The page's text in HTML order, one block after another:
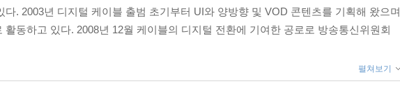
. 2003년 디지털 케이블 출범 초기부터 UI와 양방향 및 VOD 콘텐츠를 기획해 왔으며
동하고 있다. 2008년 12월 케이블의 디지털 전환에 기여한 공로로 방송통신위원회
펼쳐보기